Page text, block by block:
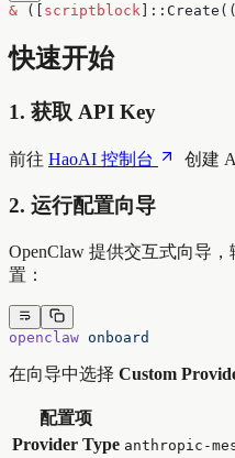
& ([ scriptblock
快速开始
1. 获取 API Key
前往 HaoAI 控制台 创建
2. 运行配置向导
OpenClaw 提供交互式向导
置：
openclaw onboard
在向导中选择 Custom
配置项
Provider Type anthropic-